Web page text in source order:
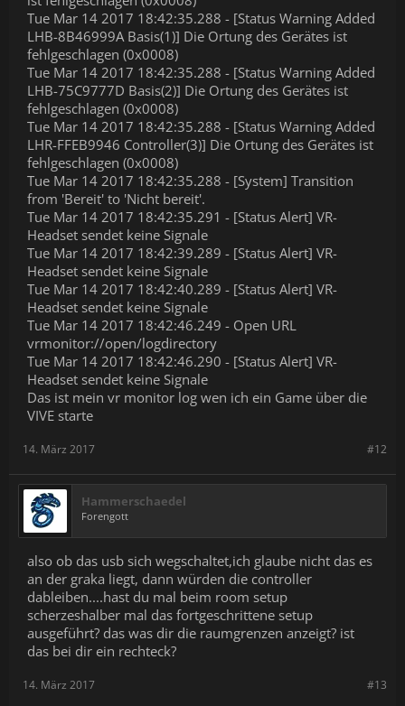
Tue Mar 14 2017 18:42:35.288 - [Status Warning Added
LHB-8B46999A Basis(1)] Die Ortung des Gerätes ist
fehlgeschlagen (0x0008)
Tue Mar 14 2017 18:42:35.288 - [Status Warning Added
LHB-75C9777D Basis(2)] Die Ortung des Gerätes ist
fehlgeschlagen (0x0008)
Tue Mar 14 2017 18:42:35.288 - [Status Warning Added
LHR-FFEB9946 Controller(3)] Die Ortung des Gerätes ist
fehlgeschlagen (0x0008)
Tue Mar 14 2017 18:42:35.288 - [System] Transition
from 'Bereit' to 'Nicht bereit'.
Tue Mar 14 2017 18:42:35.291 - [Status Alert] VR-
Headset sendet keine Signale
Tue Mar 14 2017 18:42:39.289 - [Status Alert] VR-
Headset sendet keine Signale
Tue Mar 14 2017 18:42:40.289 - [Status Alert] VR-
Headset sendet keine Signale
Tue Mar 14 2017 18:42:46.249 - Open URL
vrmonitor://open/logdirectory
Tue Mar 14 2017 18:42:46.290 - [Status Alert] VR-
Headset sendet keine Signale
Das ist mein vr monitor log wen ich ein Game über die
VIVE starte
#12
14. März 2017
Hammerschaedel
Forengott
also ob das usb sich wegschaltet,ich glaube nicht das es
an der graka liegt, dann würden die controller
dableiben....hast du mal beim room setup
scherzeshalber mal das fortgeschrittene setup
ausgeführt? das was dir die raumgrenzen anzeigt? ist
das bei dir ein rechteck?
#13
14. März 2017